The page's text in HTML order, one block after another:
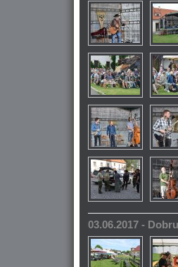
03.06.2017 -